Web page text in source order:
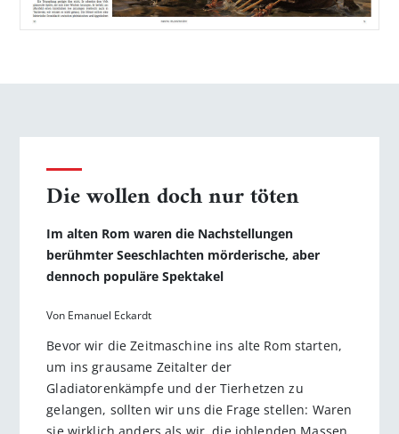
Die wollen doch nur töten
Im alten Rom waren die Nachstellungen
berühmter Seeschlachten mörderische, aber
dennoch populäre Spektakel
Von Emanuel Eckardt
Bevor wir die Zeitmaschine ins alte Rom starten,
um ins grausame Zeitalter der
Gladiatorenkämpfe und der Tierhetzen zu
gelangen, sollten wir uns die Frage stellen: Waren